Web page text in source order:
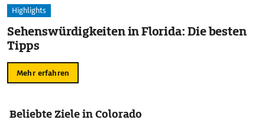
Highlights
Sehenswürdigkeiten in Florida: Die besten
Tipps
Mehr erfahren
Beliebte Ziele in Colorado